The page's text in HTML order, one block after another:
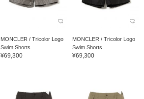
MONCLER / Tricolor Logo
Swim Shorts
¥69,300
MONCLER / Tricolor Logo
Swim Shorts
¥69,300